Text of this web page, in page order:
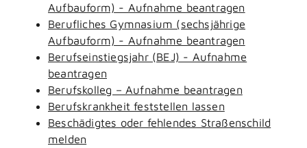
Aufbauform) - Aufnahme beantragen
Berufliches Gymnasium (sechsjährige
Aufbauform) - Aufnahme beantragen
Berufseinstiegsjahr (BEJ) - Aufnahme
beantragen
Berufskolleg – Aufnahme beantragen
Berufskrankheit feststellen lassen
Beschädigtes oder fehlendes Straßenschild
melden